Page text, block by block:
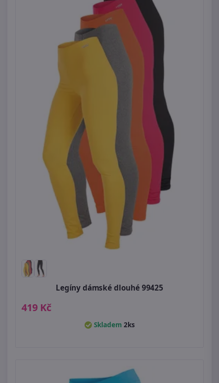
Legíny dámské dlouhé 99425
419 Kč
Skladem 2ks